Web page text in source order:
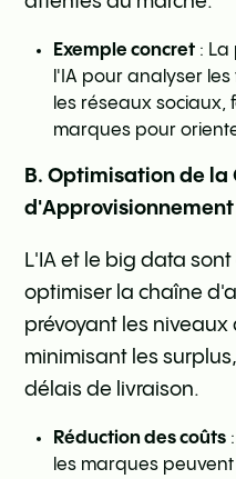
Exemple concret : La
l'IA pour analyser
les réseaux sociaux,
marques pour
B. Optimisation de la
d'Approvisionnement
L'IA et le big data
optimiser la chaîne
prévoyant les niveaux
minimisant les
délais de livraison.
Réduction des coûts
les marques